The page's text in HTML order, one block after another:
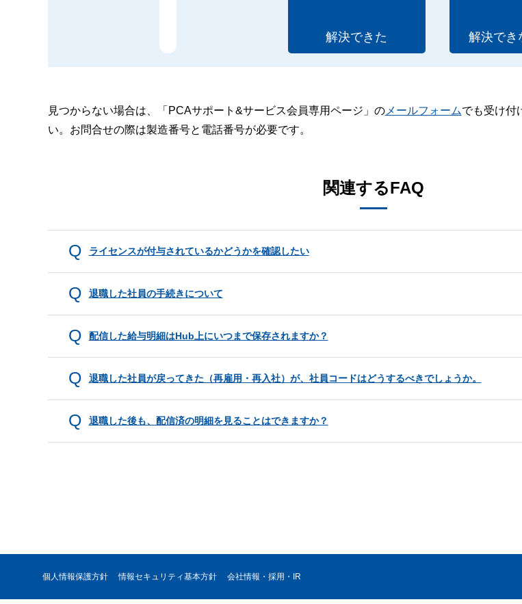
解決できた 解決でき
見つからない場合は、「PCAサポート&サービス会員専用ページ」のメールフォームでも受け付
い。お問合せの際は製造番号と電話番号が必要です。
関連するFAQ
ライセンスが付与されているかどうかを確認したい
退職した社員の手続きについて
配信した給与明細はHub上にいつまで保存されますか？
退職した社員が戻ってきた（再雇用・再入社）が、社員コードはどうするべきでしょうか。
退職した後も、配信済の明細を見ることはできますか？
個人情報保護方針 情報セキュリティ基本方針 会社情報・採用・IR